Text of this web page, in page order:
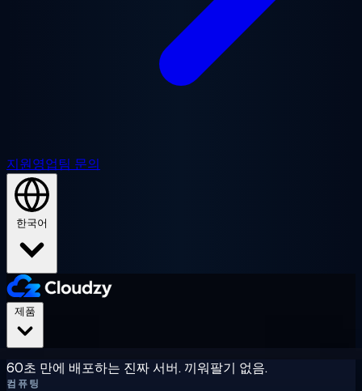
지원영업팀 문의
한국어
60초 만에 배포하는 진짜 서버. 끼워팔기 없음.
컴퓨팅